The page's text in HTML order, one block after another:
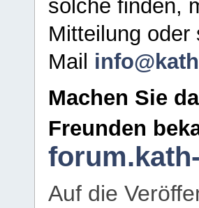
solche finden,
Mitteilung oder
Mail
Machen Sie
Freunden
Auf die